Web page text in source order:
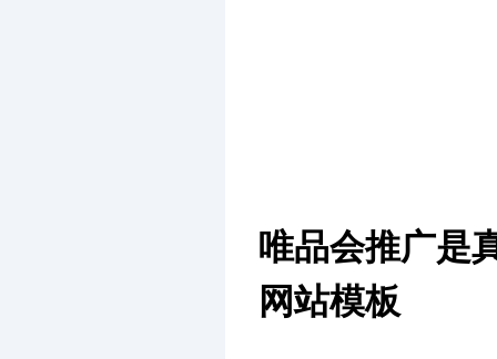
唯品会推广是
网站模板